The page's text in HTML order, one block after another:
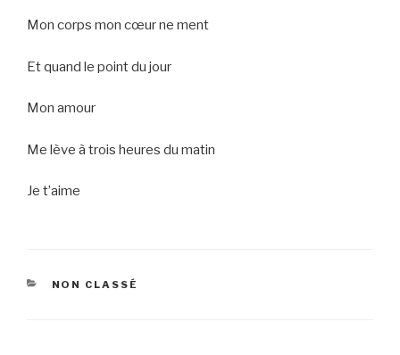
Mon corps mon cœur ne ment
Et quand le point du jour
Mon amour
Me lève à trois heures du matin
Je t’aime
CATEGORIES
NON CLASSÉ